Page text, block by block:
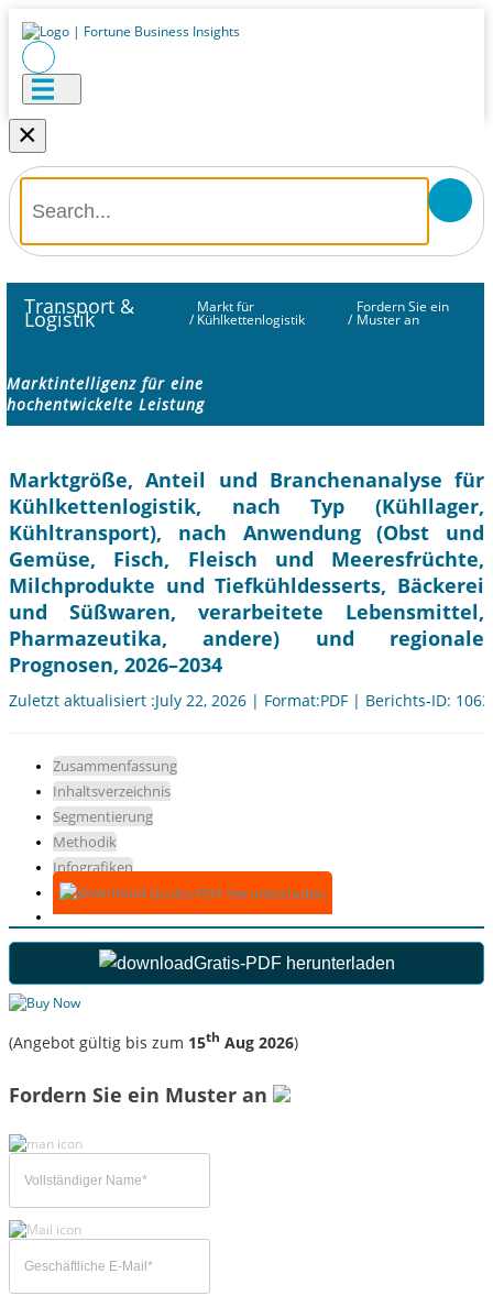
×
Transport &
Logistik /
Markt für
Kühlkettenlogistik /
Fordern Sie ein
Muster an
Marktintelligenz für eine
hochentwickelte Leistung
Marktgröße, Anteil und Branchenanalyse für
Kühlkettenlogistik, nach Typ (Kühllager,
Kühltransport), nach Anwendung (Obst und
Gemüse, Fisch, Fleisch und Meeresfrüchte,
Milchprodukte und Tiefkühldesserts, Bäckerei
und Süßwaren, verarbeitete Lebensmittel,
Pharmazeutika, andere) und regionale
Prognosen, 2026–2034
Zuletzt aktualisiert :July 22, 2026 | Format:PDF | Berichts-ID:
Zusammenfassung
Inhaltsverzeichnis
Segmentierung
Methodik
Infografiken
Gratis-PDF herunterladen
Gratis-PDF herunterladen
(Angebot gültig bis zum 15th Aug 2026)
Fordern Sie ein Muster an